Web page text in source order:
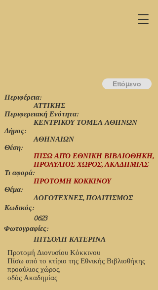
Περιφέρεια:
Προτομή Διονυσίου Κόκκινου
Πίσω από το κτίριο της Εθνικής Βιβλιοθήκης
προαύλιος χώρος,
οδός Ακαδημίας
ΚΕΝΤΡΙΚΟΥ ΤΟΜΕΑ ΑΘΗΝΩΝ
ΑΤΤΙΚΗΣ
Περιφερειακή Ενότητα:
ΑΘΗΝΑΙΩΝ
Δήμος:
Θέση:
ΠΙΣΩ ΑΠΌ ΕΘΝΙΚΗ ΒΙΒΛΙΟΘΗΚΗ,
ΠΡΟΑΥΛΙΟΣ ΧΩΡΟΣ, ΑΚΑΔΗΜΙΑΣ
Τι αφορά:
ΠΡΟΤΟΜΗ ΚΟΚΚΙΝΟΥ
Θέμα:
ΛΟΓΟΤΕΧΝΕΣ, ΠΟΛΙΤΙΣΜΟΣ
Φωτογραφίες:
ΠΙΤΣΟΛΗ ΚΑΤΕΡΙΝΑ
Κωδικός:
0623
Επόμενο